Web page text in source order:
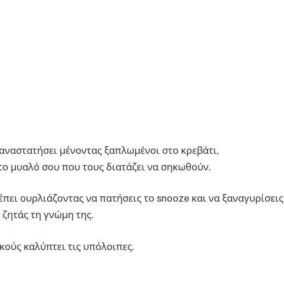
μένοντας ξαπλωμένοι στο κρεβάτι,
μυαλό σου που τους διατάζει να σηκωθούν.
ουρλιάζοντας να πατήσεις το snooze και να ξαναγυρίσεις
τη γνώμη της.
καλύπτει τις υπόλοιπες.